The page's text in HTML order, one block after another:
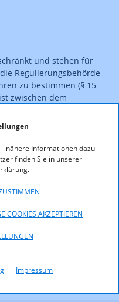
nähere Informationen dazu
finden Sie in unserer
COOKIES AKZEPTIEREN
Impressum
und stehen für
Regulierungsbehörde
zu bestimmen (§ 15
zwischen dem
andererseits. Somit
in den Bereichen
einer Verordnung
was mit der
Control-
(pdf, 239,7 KB)